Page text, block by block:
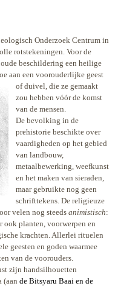
Onderzoek Centrum in
rotstekeningen. Voor de
beschildering een heilige
aan een voorouderlijke geest
of duivel, die ze gemaakt
zou hebben vóór de komst
van de mensen.
De bevolking in de
prehistorie beschikte over
vaardigheden op het gebied
van landbouw,
metaalbewerking, weefkunst
en het maken van sieraden,
maar gebruikte nog geen
schrifttekens. De religieuze
velen nog steeds animistisch:
ook planten, voorwerpen en
krachten. Allerlei rituelen
geesten en goden waarmee
van de voorouders.
zijn handsilhouetten
(aan de Bitsyaru Baai en de